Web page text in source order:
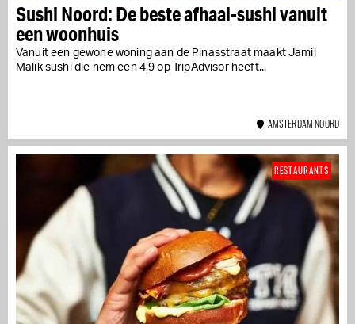
Sushi Noord: De beste afhaal-sushi vanuit
een woonhuis
Vanuit een gewone woning aan de Pinasstraat maakt Jamil
Malik sushi die hem een 4,9 op TripAdvisor heeft...
AMSTERDAM NOORD
RESTAURANTS